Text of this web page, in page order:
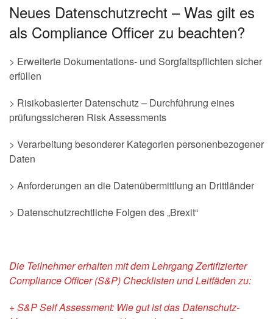
Neues Datenschutzrecht – Was gilt es
als Compliance Officer zu beachten?
> Erweiterte Dokumentations- und Sorgfaltspflichten sicher
erfüllen
> Risikobasierter Datenschutz – Durchführung eines
prüfungssicheren Risk Assessments
> Verarbeitung besonderer Kategorien personenbezogener
Daten
> Anforderungen an die Datenübermittlung an Drittländer
> Datenschutzrechtliche Folgen des „Brexit“
Die Teilnehmer erhalten mit dem Lehrgang Zertifizierter
Compliance Officer (S&P) Checklisten und Leitfäden zu:
+ S&P Self Assessment: Wie gut ist das Datenschutz-